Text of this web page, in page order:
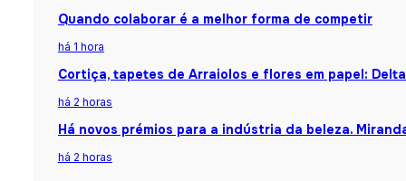
Quando colaborar é a melhor forma de competir
há 1 hora
Cortiça, tapetes de Arraiolos e flores em papel:
há 2 horas
Há novos prémios para a indústria da beleza.
há 2 horas